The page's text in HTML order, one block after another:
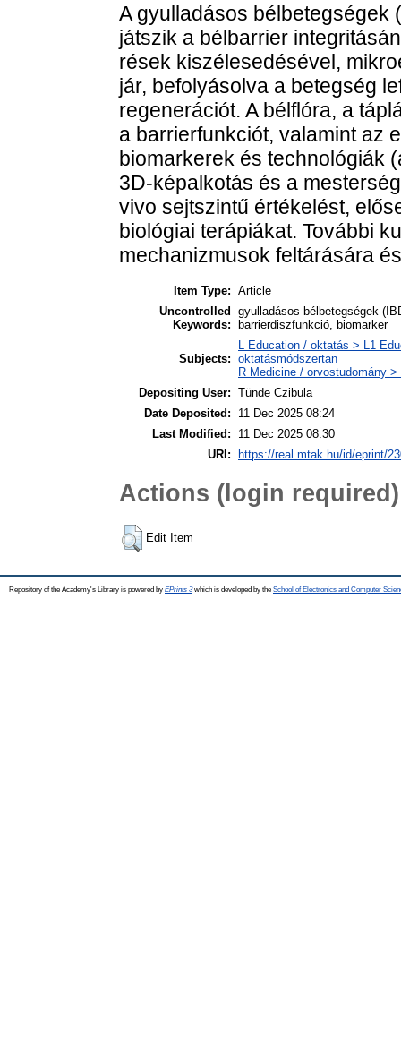
A gyulladásos bélbetegségek
játszik a bélbarrier
rések kiszélesedésével,
jár, befolyásolva a betegség
regenerációt. A bélflóra, a
a barrierfunkciót, valamint az
biomarkerek és technológiák
3D-képalkotás és a
vivo sejtszintű értékelést,
biológiai terápiákat. További
mechanizmusok feltárására
Item Type: Article
Uncontrolled
Keywords:
gyulladásos bélbetegségek
barrierdiszfunkció, biomarker
Subjects:
L Education / oktatás > L1
oktatásmódszertan
R Medicine / orvostudomány
Depositing User: Tünde Czibula
Date Deposited:
11 Dec 2025 08:24
Last Modified:
11 Dec 2025 08:30
URI:
https://real.mtak.hu/id/eprint/
Actions (login required)
Edit Item
Repository of the Academy's Library is powered by EPrints 3which is developed by the School of Electronics and Computer